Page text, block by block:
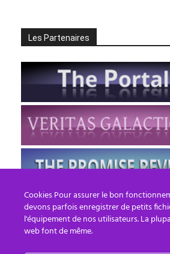
Les Partenaires
Cookies Pour assurer le bon
devons parfois enregistrer de petits
l'équipement de nos utilisateurs. La
web font de même.